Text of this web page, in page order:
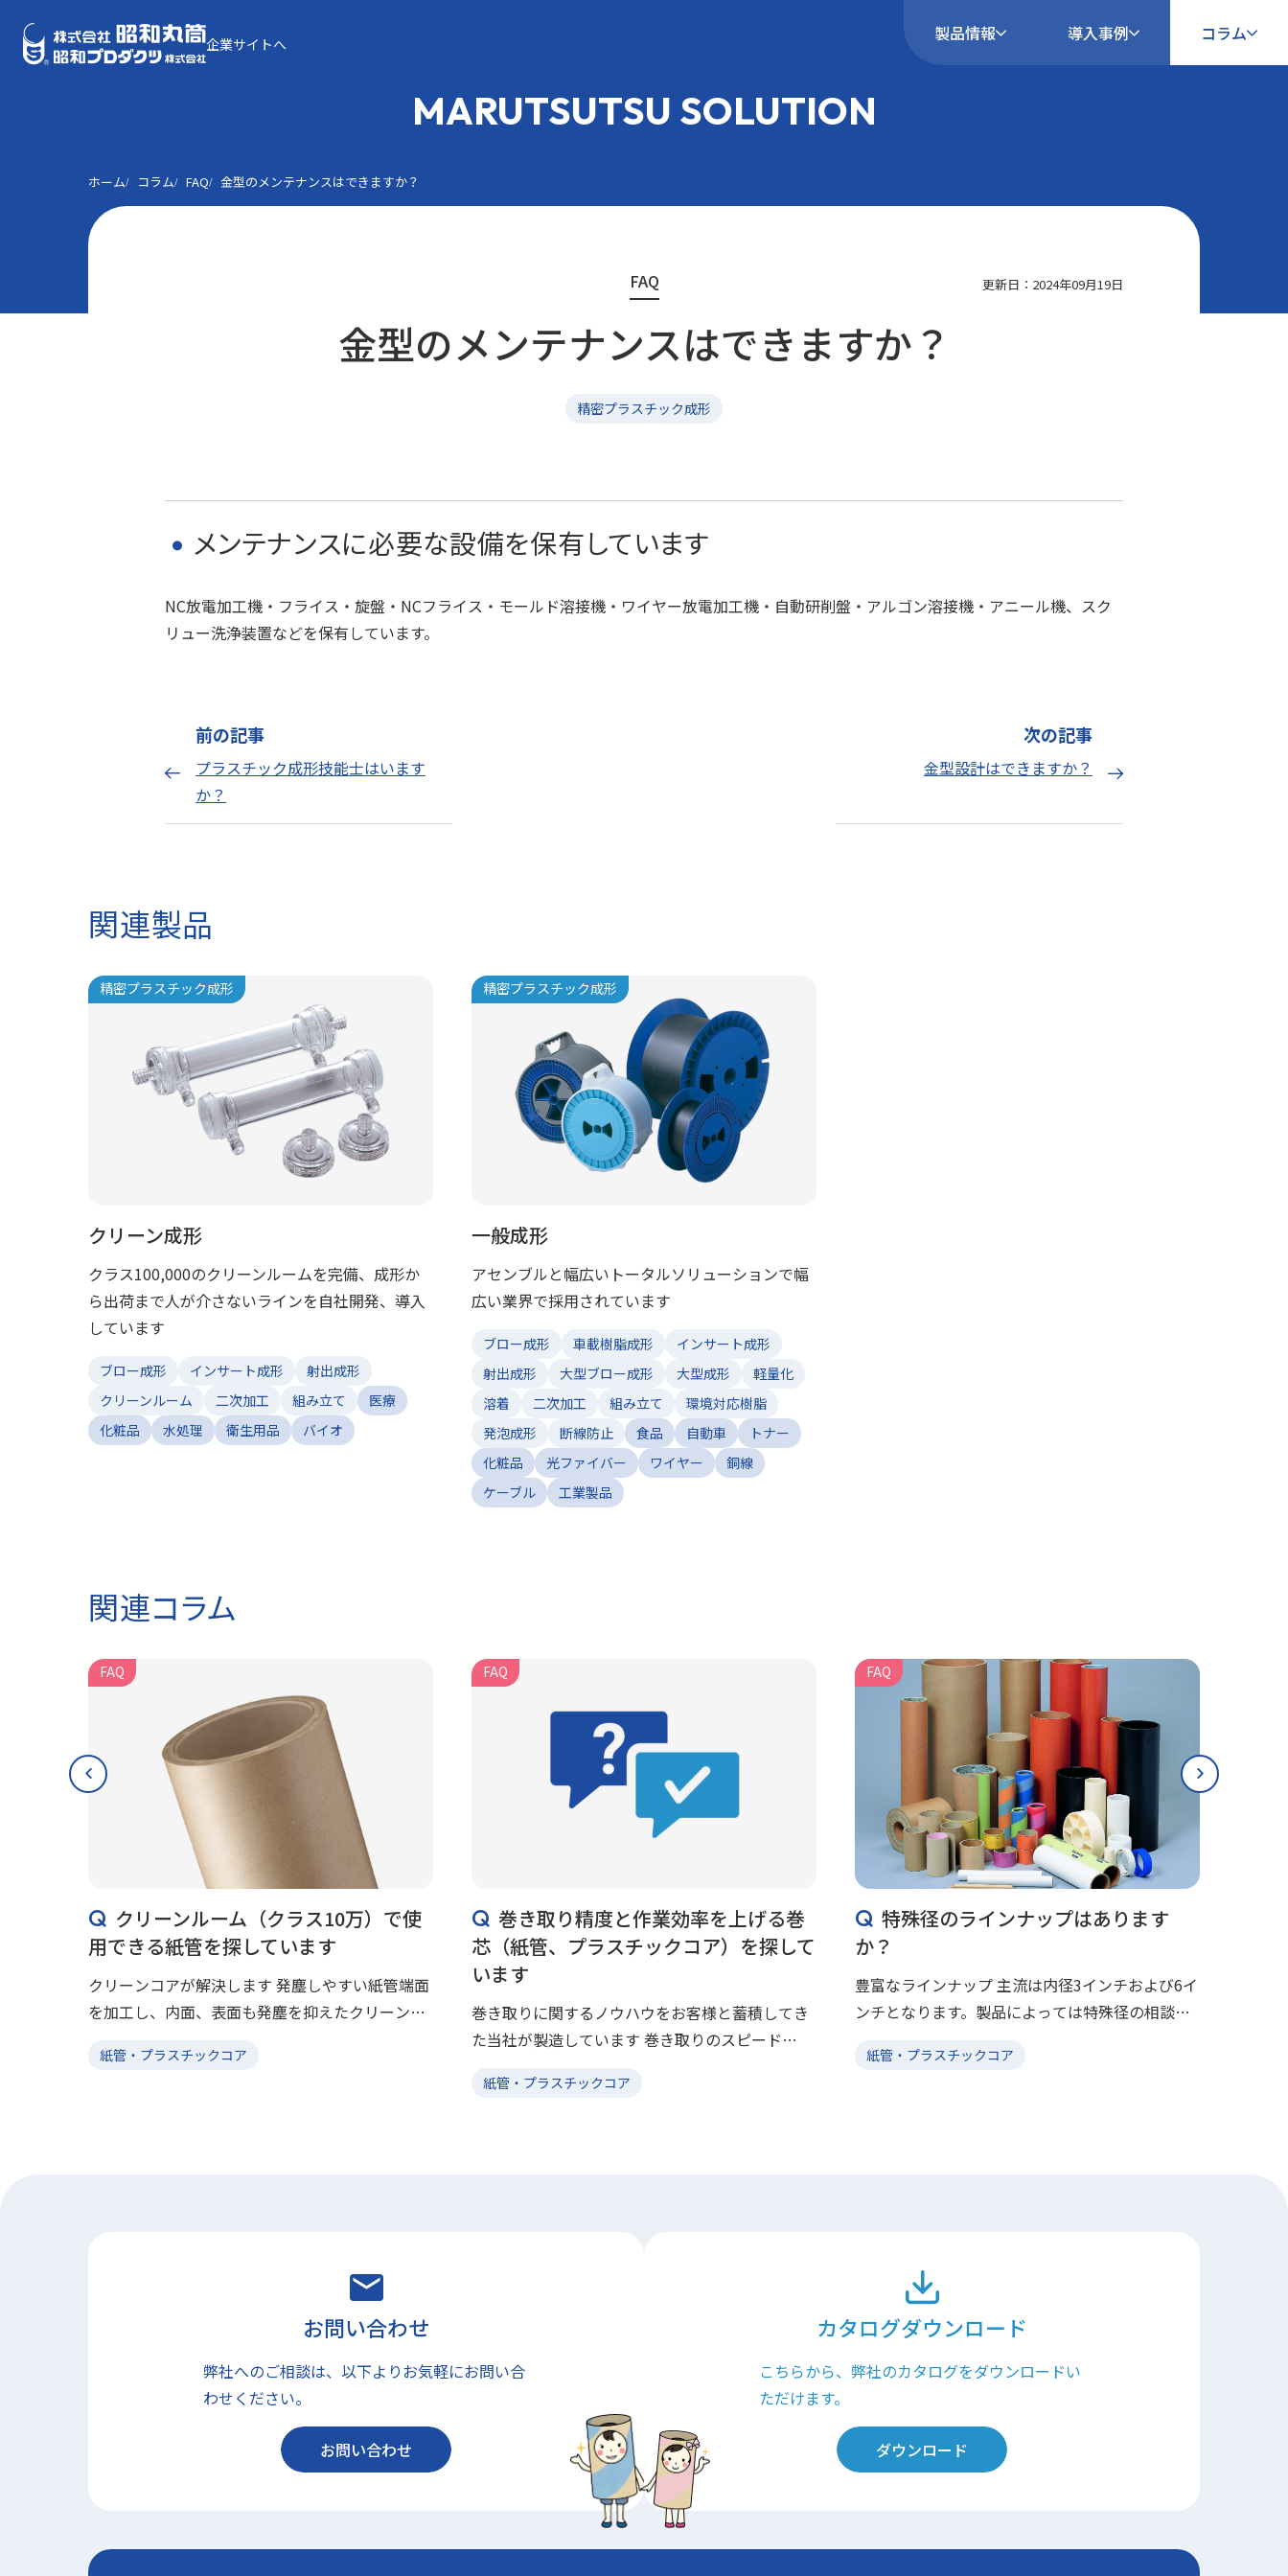
企業サイトへ 製品情報 導入事例 コラム
MARUTSUTSU SOLUTION
ホーム コラム FAQ 金型のメンテナンスはできますか？
FAQ
金型のメンテナンスはできますか？
精密プラスチック成形
更新日：2024年09月19日
メンテナンスに必要な設備を保有しています
NC放電加工機・フライス・旋盤・NCフライス・モールド溶接機・ワイヤー放電加工機・自動研削盤・アルゴン溶接機・アニール機、スク
リュー洗浄装置などを保有しています。
前の記事
プラスチック成形技能士はいます
か？
次の記事
金型設計はできますか？
関連製品
精密プラスチック成形
クリーン成形
クラス100,000のクリーンルームを完備、成形か
ら出荷まで人が介さないラインを自社開発、導入
しています
ブロー成形 インサート成形
射出成形
クリーンルーム
二次加工 組み立て
医療
化粧品
水処理 衛生用品 バイオ
精密プラスチック成形
一般成形
アセンブルと幅広いトータルソリューションで幅
広い業界で採用されています
ブロー成形 車載樹脂成形
インサート成形
射出成形
大型ブロー成形 大型成形
軽量化
溶着
二次加工 組み立て
環境対応樹脂
発泡成形
断線防止 食品 自動車
トナー
化粧品
光ファイバー ワイヤー
銅線
ケーブル
工業製品
関連コラム
FAQ
クリーンルーム（クラス10万）で使
用できる紙管を探しています
クリーンコアが解決します 発塵しやすい紙管端面
を加工し、内面、表面も発塵を抑えたクリーン性
用されています。巻き締まりや応力緩和可能な
紙管・プラスチックコア
FAQ
巻き取り精度と作業効率を上げる巻
芯（紙管、プラスチックコア）を探して
います
巻き取りに関するノウハウをお客様と蓄積してき
た当社が製造しています 巻き取りのスピード
のノウハウを持っているのは巻き芯メーカーの当
紙管・プラスチックコア
FAQ
特殊径のラインナップはあります
か？
豊富なラインナップ 主流は内径3インチおよび6イ
ンチとなります。製品によっては特殊径の相談も
紙管・プラスチックコア
お問い合わせ
弊社へのご相談は、以下よりお気軽にお問い合
わせください。
お問い合わせ
カタログダウンロード
こちらから、弊社のカタログをダウンロードい
ただけます。
ダウンロード